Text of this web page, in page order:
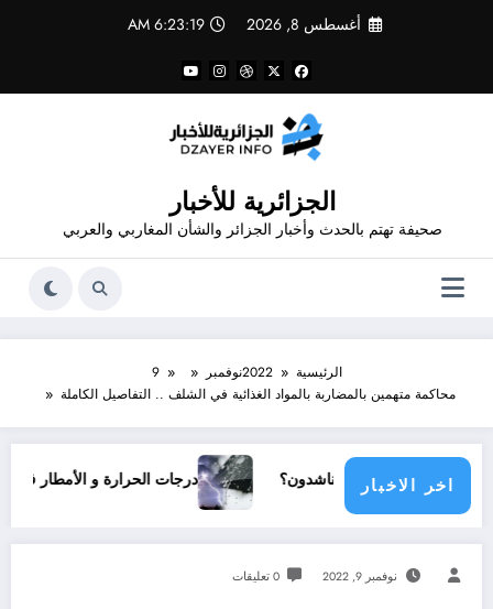
أغسطس 8, 2026 6:23:19 AM
الجزائرية للأخبار
صحيفة تهتم بالحدث وأخبار الجزائر والشأن المغاربي والعربي
الرئيسية 2022نوفمبر
9
محاكمة متهمين بالمضاربة بالمواد الغذائية في الشلف .. التفاصيل الكاملة
اخر الاخبار
مجتمع دولي يناشدون؟ درجات الحرارة و الأمطار في سبتمبر 2026 في الجزائر
نوفمبر 9, 2022 0 تعليقات